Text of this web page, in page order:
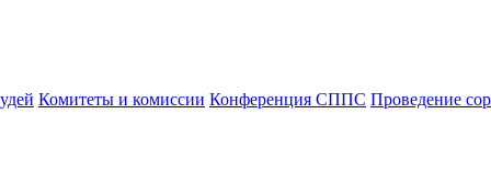
Комитеты и комиссии Конференция СППС Проведение